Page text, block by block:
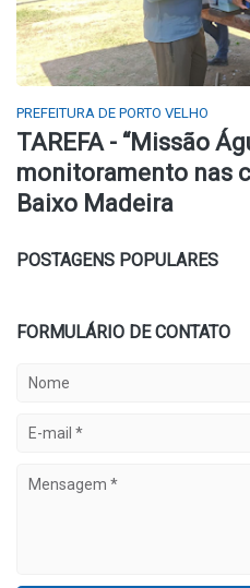
PREFEITURA DE PORTO VELHO
TAREFA - “Missão
monitoramento nas
Baixo Madeira
POSTAGENS POPULARES
FORMULÁRIO DE CONTATO